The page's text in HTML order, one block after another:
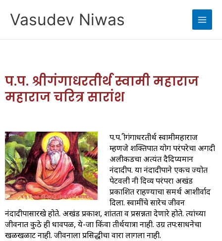
content
Vasudev Niwas
प.प. श्रीगंगाधरतीर्थ स्वामी महाराज
महाराज चरित्र सारांश
प.प. श्रीगंगाधरतीर्थ स्वामीमहाराज
म्हणजे शक्तिपात योग परंपरेचा अगदी
अलीकडचा अत्यंत दैदिप्यमान
नंदादीप. या नंदादीपाने एकच ज्योत
पेटवली नी दिव्य परंपरा अखंड
प्रकाशित राहण्याचा समर्थ आशीर्वाद
दिला. स्वामींचे सारेच जीवन
नंदादीपासारखे होते. अखंड प्रकाश, शांतता व प्रसन्नता देणारे होते. त्यांच्या
जीवनात कुठे ही धावपळ, ये-जा किंवा तीर्थयात्रा नाही. उग्र तप:साधनेचा
खळखळाट नाही. जीवनाला प्रसिद्धीचा वारा लागला नाही.